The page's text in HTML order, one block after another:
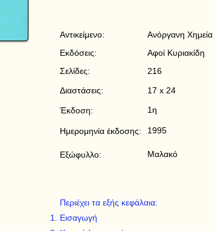
Αντικείμενο:
Εκδόσεις:
Σελίδες:
Διαστάσεις:
Έκδοση:
Ημερομηνία έκδοσης:
Εξώφυλλο:
Ανόργανη Χημεία
Αφοί Κυριακίδη
216
17 x 24
1η
1995
Μαλακό
Περιέχει τα εξής κεφάλαια:
Εισαγωγή